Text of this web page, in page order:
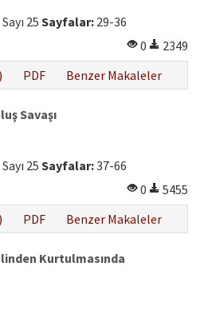
25 Sayfalar: 29-36
0
2349
PDF Benzer Makaleler
Savaşı
25 Sayfalar:37-66
0
5455
PDF Benzer Makaleler
Kurtulmasında